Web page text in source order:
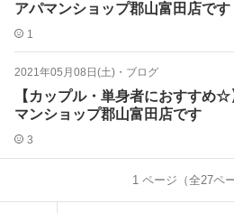
アパマンショップ郡山富田店です
1
2021年05月08日(土) ・ ブログ
【カップル・単身者におすすめ☆
マンショップ郡山富田店です
3
1ページ（全27ペ